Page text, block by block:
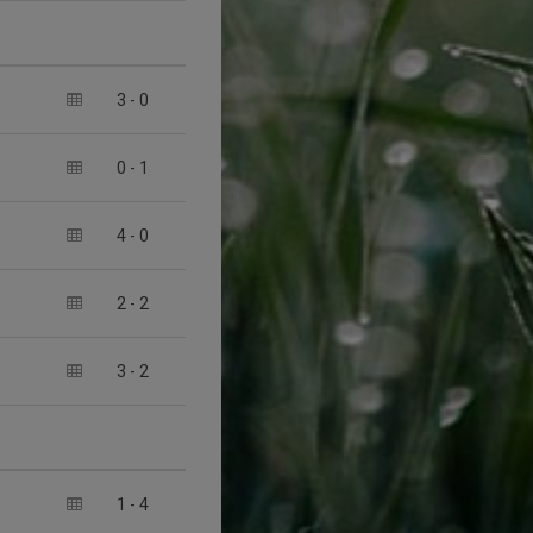
3 - 0
0 - 1
4 - 0
2 - 2
3 - 2
1 - 4